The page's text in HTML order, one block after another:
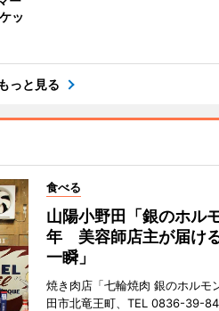
ッ
もっと見る
食べる
山陽小野田「銀のホル
年 美容師店主が届け
一瞬」
焼き肉店「七輪焼肉 銀のホルモ
田市北竜王町、TEL 0836-39-